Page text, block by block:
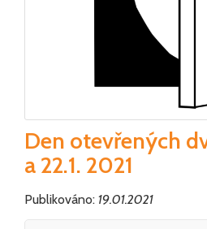
Den otevřených
a 22.1. 2021
Publikováno: 19.01.2021